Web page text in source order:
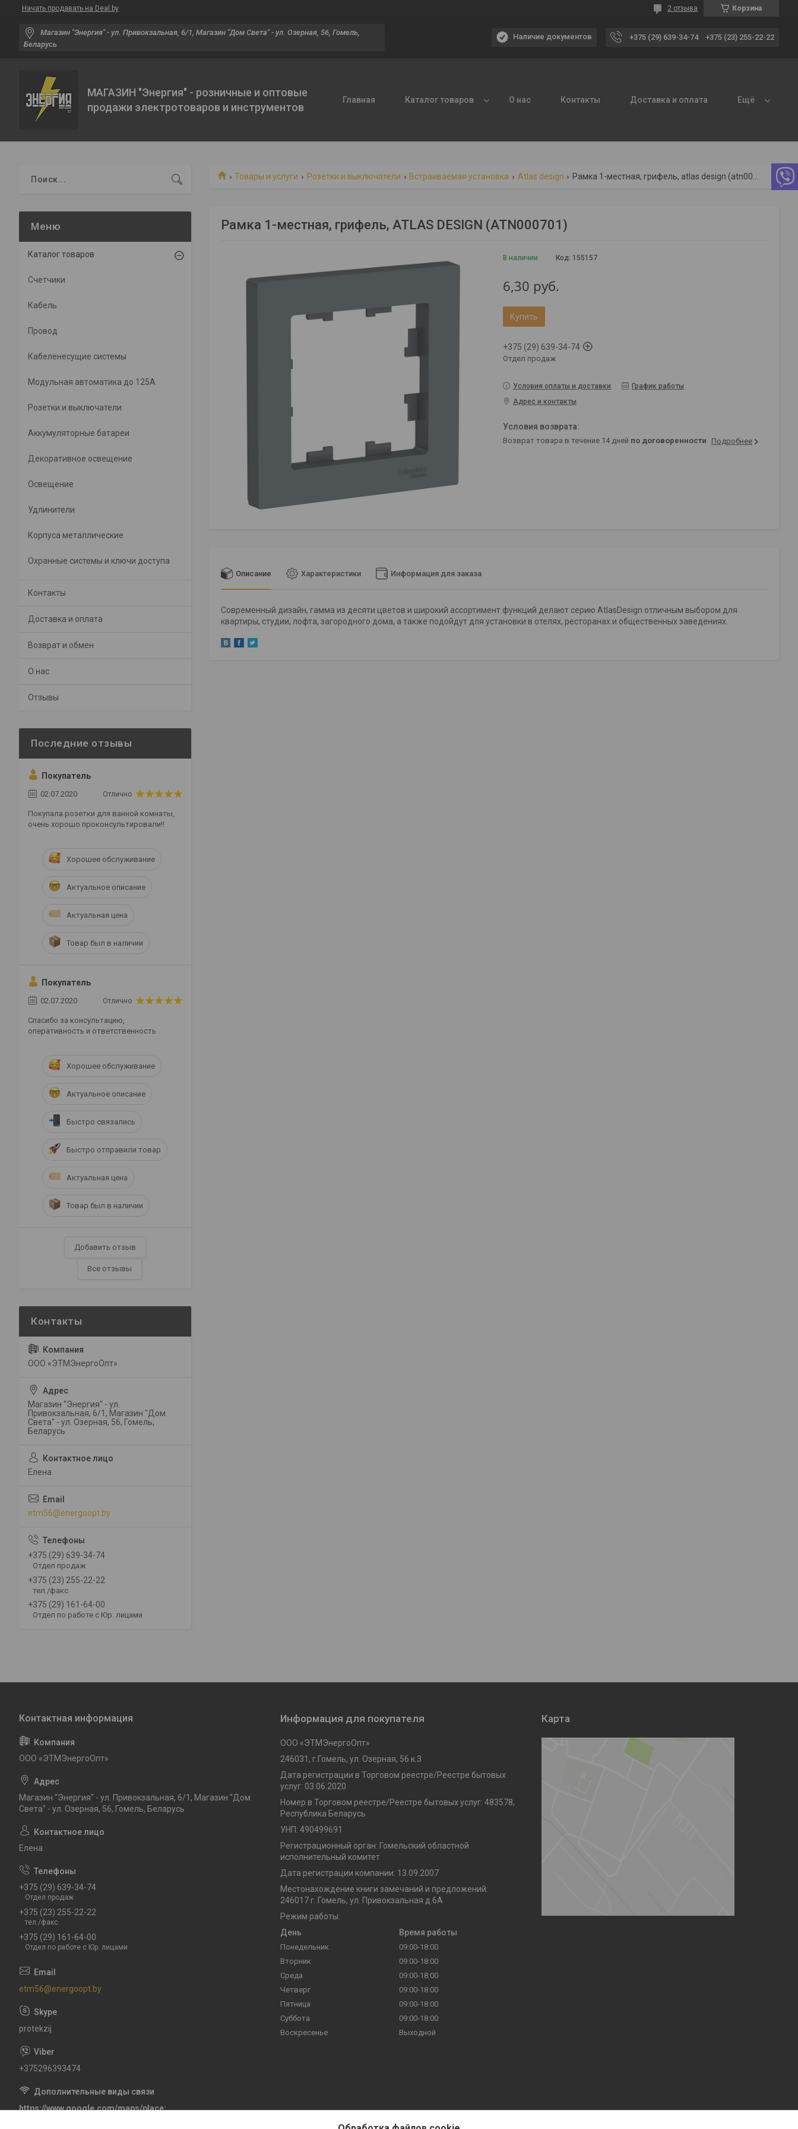
Начать продавать на Deal.by Корзина
2 отзыва
Магазин "Энергия" - ул. Привокзальная, 6/1, Магазин "Дом Света" - ул. Озерная, 56, Гомель,
Беларусь
Наличие документов +375 (29) 639-34-74 +375 (23) 255-22-22
МАГАЗИН "Энергия" - розничные и оптовые
продажи электротоваров и инструментов
Главная Каталог товаров О нас Контакты Доставка и оплата Ещё
Товары и услуги Розетки и выключатели Встраиваемая установка Atlas design
Рамка 1-местная, грифель, ATLAS DESIGN (ATN000701)
В наличии Код: 155157
6,30 руб.
Купить
+375 (29) 639-34-74
Отдел продаж
Условия оплаты и доставки
График работы
Адрес и контакты
возврат товара в течение 14 дней по договоренности Подробнее
Описание Характеристики Информация для заказа
Современный дизайн, гамма из десяти цветов и широкий ассортимент функций делают серию AtlasDesign отличным выбором для
квартиры, студии, лофта, загородного дома, а также подойдут для установки в отелях, ресторанах и общественных заведениях.
Каталог товаров
Счетчики
Кабель
Провод
Кабеленесущие системы
Модульная автоматика до 125А
Розетки и выключатели
Аккумуляторные батареи
Декоративное освещение
Освещение
Удлинители
Корпуса металлические
Охранные системы и ключи доступа
Контакты
Доставка и оплата
Возврат и обмен
О нас
Отзывы
Покупатель
02.07.2020 Отлично
Покупала розетки для ванной комнаты,
очень хорошо проконсультировали!!
Хорошее обслуживание
Актуальное описание
Актуальная цена
Товар был в наличии
Покупатель
02.07.2020 Отлично
Спасибо за консультацию,
оперативность и ответственность
Хорошее обслуживание
Актуальное описание
Быстро связались
Быстро отправили товар
Актуальная цена
Товар был в наличии
Добавить отзыв
Все отзывы
ООО «ЭТМЭнергоОпт»
Магазин "Энергия" - ул.
Привокзальная, 6/1, Магазин "Дом
Света" - ул. Озерная, 56, Гомель,
Беларусь
Елена
etm56@energoopt.by
+375 (29) 639-34-74
Отдел продаж
+375 (23) 255-22-22
тел./факс
+375 (29) 161-64-00
Отдел по работе с Юр. лицами
ООО «ЭТМЭнергоОпт»
Магазин "Энергия" - ул. Привокзальная, 6/1, Магазин "Дом
Света" - ул. Озерная, 56, Гомель, Беларусь
Елена
+375 (29) 639-34-74
Отдел продаж
+375 (23) 255-22-22
тел./факс
+375 (29) 161-64-00
Отдел по работе с Юр. лицами
etm56@energoopt.by
protekzij
+375296393474
https://www.google.com/maps/place
Информация для покупателя
ООО «ЭТМЭнергоОпт»
246031, г.Гомель, ул. Озерная, 56 к.3
Дата регистрации в Торговом реестре/Реестре бытовых
услуг: 03.06.2020
Номер в Торговом реестре/Реестре бытовых услуг: 483578,
Республика Беларусь
УНП: 490499691
Регистрационный орган: Гомельский областной
исполнительный комитет
Дата регистрации компании: 13.09.2007
Местонахождение книги замечаний и предложений:
246017 г. Гомель, ул. Привокзальная д.6А
Режим работы:
День
Время работы
Понедельник
09:00-18:00
Вторник
09:00-18:00
Среда
09:00-18:00
Четверг
09:00-18:00
Пятница
09:00-18:00
Суббота
09:00-18:00
Воскресенье
Выходной
Карта